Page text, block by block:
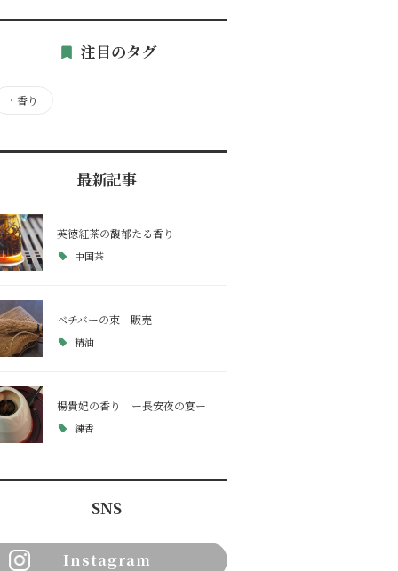
注目のタグ
・ 香り
最新記事
英徳紅茶の馥郁たる香り
中国茶
ベチバーの束 販売
精油
楊貴妃の香り ー長安夜の宴ー
練香
SNS
Instagram